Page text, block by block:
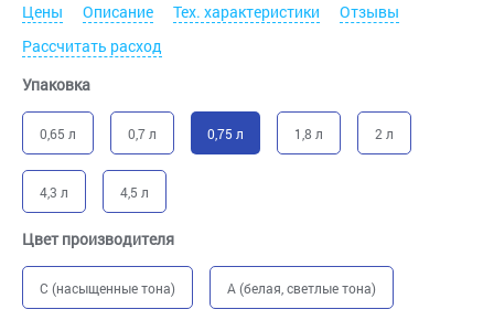
Цены Описание Тех. характеристики
Отзывы
Рассчитать расход
Упаковка
0,65 л 0,7 л 0,75 л 1,8 л 2 л
4,3 л 4,5 л
Цвет производителя
C (насыщенные тона) A (белая, светлые тона)